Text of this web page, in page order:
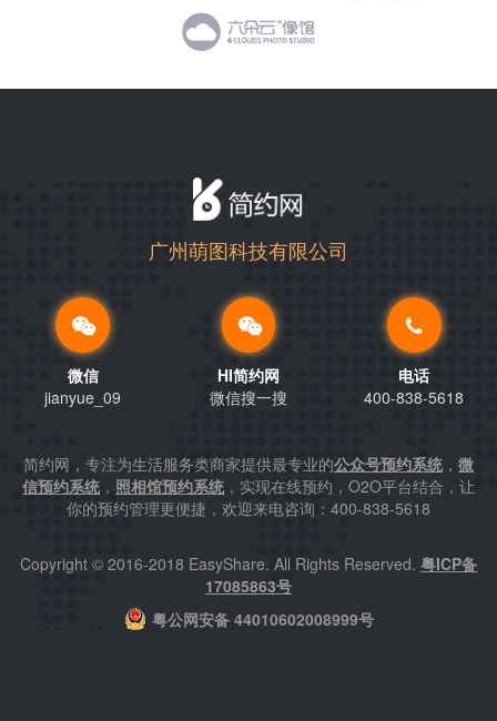
广州萌图科技有限公司
微信
jianyue_09
HI简约网
微信搜一搜
电话
400-838-5618
简约网，专注为生活服务类商家提供最专业的公众号预约系统 ， 微
信预约系统 ， 照相馆预约系统 ，实现在线预约，O2O平台结合，让
你的预约管理更便捷，欢迎来电咨询：400-838-5618
Copyright © 2016-2018 EasyShare. All Rights Reserved. 粤ICP备
17085863号
粤公网安备 44010602008999号